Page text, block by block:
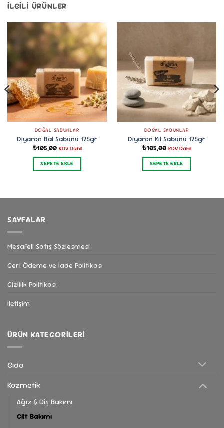
İLGILI ÜRÜNLER
DOĞAL SABUNLAR
Diyaron Bal Sabunu 125gr
₺105,00 KDV Dahil
SEPETE EKLE
DOĞAL SABUNLAR
Diyaron Kil Sabunu 125gr
₺105,00 KDV Dahil
SEPETE EKLE
SAYFALAR
Mesafeli Satış Sözleşmesi
Geri Ödeme ve İade Politikası
Gizlilik Politikası
İletişim
ÜRÜN KATEGORILERI
Gıda
Kozmetik
Ağız & Diş Bakımı
Cilt Bakımı